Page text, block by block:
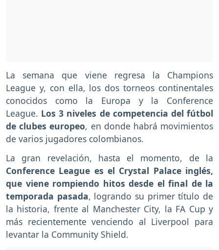
La semana que viene regresa la Champions
League y, con ella, los dos torneos continentales
conocidos como la Europa y la Conference
League. Los 3 niveles de competencia del fútbol
de clubes europeo, en donde habrá movimientos
de varios jugadores colombianos.
La gran revelación, hasta el momento, de la
Conference League es el Crystal Palace inglés,
que viene rompiendo hitos desde el final de la
temporada pasada, logrando su primer título de
la historia, frente al Manchester City, la FA Cup y
más recientemente venciendo al Liverpool para
levantar la Community Shield.